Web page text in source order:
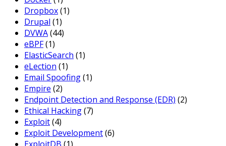
Dropbox(1)
Drupal (1)
DVWA(44)
eBPF(1)
ElasticSearch (1)
eLection (1)
Email Spoofing(1)
Empire (2)
Endpoint Detection and Response (EDR) (2)
Ethical Hacking(7)
Exploit(4)
Exploit Development(6)